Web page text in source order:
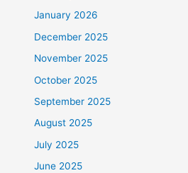
January 2026
December 2025
November 2025
October 2025
September 2025
August 2025
July 2025
June 2025